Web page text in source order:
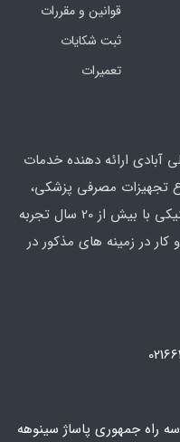
قوانین و مقررات
ثبت شکایات
تعمیرات
آبادی ارائه دهنده خدمات
تجهیزات مصرفی پزشکی،
کالای پزشکی خانگی، بیمارستانی و کلینیکی با بیش از 20 سال تجربه
در زمینه های مذکور در
راه جمهوری پاساژ سینوهه